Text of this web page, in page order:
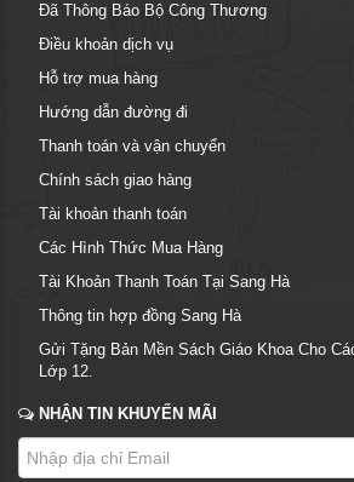
Đã Thông Báo Bộ Công Thương
Điều khoản dịch vụ
Hỗ trợ mua hàng
Hướng dẫn đường đi
Thanh toán và vận chuyển
Chính sách giao hàng
Tài khoản thanh toán
Các Hình Thức Mua Hàng
Tài Khoản Thanh Toán Tại Sang Hà
Thông tin hợp đồng Sang Hà
Gửi Tặng Bản Mền Sách Giáo Khoa Cho
Lớp 12.
NHẬN TIN KHUYẾN MÃI